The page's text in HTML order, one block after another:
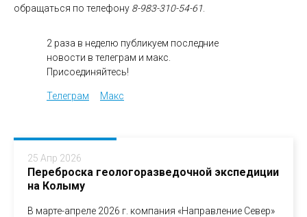
обращаться по телефону 8-983-310-54-61
2 раза в неделю публикуем последние
новости в телеграм и макс.
Присоединяйтесь!
Телеграм Макс
25 Апр 2026
Переброска геологоразведочной экспедиции
на Колыму
В марте-апреле 2026 г. компания «Направление Север»